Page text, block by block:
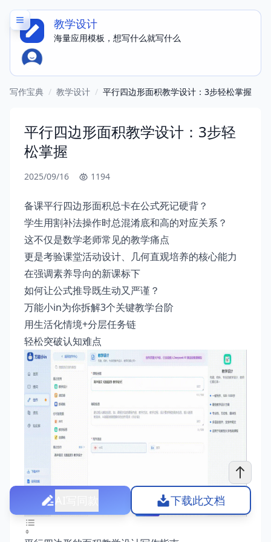
教学设计
海量应用模板，想写什么就写什么
写作宝典 / 教学设计 / 平行四边形面积教学设计：3步轻松掌握
平行四边形面积教学设计：3步轻
松掌握
2025/09/16 1194
备课平行四边形面积总卡在公式死记硬背？
学生用割补法操作时总混淆底和高的对应关系？
这不仅是数学老师常见的教学痛点
更是考验课堂活动设计、几何直观培养的核心能力
在强调素养导向的新课标下
如何让公式推导既生动又严谨？
万能小in为你拆解3个关键教学台阶
用生活化情境+分层任务链
轻松突破认知难点
下载此文档